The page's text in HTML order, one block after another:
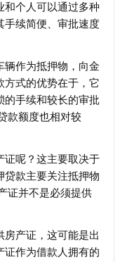
和个人可以通过多种
手续简便、审批速度
辆作为抵押物，向金
方式的优势在于，它
的手续和较长的审批
款额度也相对较
证呢？这主要取决于
贷款主要关注抵押物
证并不是必须提供
产证，这可能是出
证作为借款人拥有的